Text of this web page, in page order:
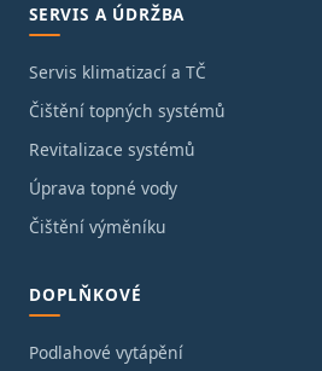
SERVIS A ÚDRŽBA
Servis klimatizací a TČ
Čištění topných systémů
Revitalizace systémů
Úprava topné vody
Čištění výměníku
DOPLŇKOVÉ
Podlahové vytápění